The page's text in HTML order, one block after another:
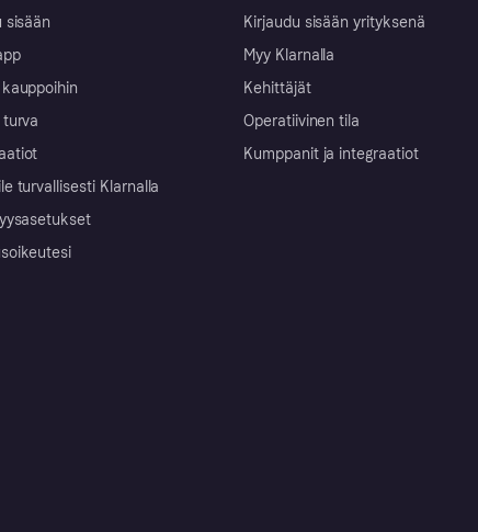
sisään
turvallisesti Klarnalla
Kirjaudu sisään yrityksenä
Myy Klarnalla
Kehittäjät
Operatiivinen tila
Kumppanit ja integraatiot